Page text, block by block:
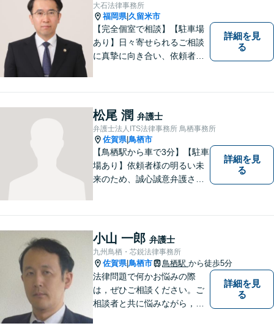
大石法律事務所
福岡県|久留米市
【完全個室で相談】【駐車場
あり】日々寄せられるご相談
に真摯に向き合い、依頼者の
す法人・個人の方々には、経
営課題の解決に向けた最適な
法的サポートを提供し、安定
した経営基盤の構築をお手伝
いいたします。
詳細を見
る
松尾 潤 弁護士
弁護士法人ITS法律事務所 鳥栖事務所
佐賀県|鳥栖市
【鳥栖駅から車で3分】【駐車
場あり】依頼者様の明るい未
来のため、誠心誠意弁護させ
す。インターネット／刑事／
相続など、幅広い困りごとに
対応可能！【完全個室で対
応】
詳細を見
る
小山 一郎 弁護士
九州鳥栖・芯鋭法律事務所
佐賀県|鳥栖市 鳥栖駅 から徒歩5分
法律問題で何かお悩みの際
は，ぜひご相談ください。ご
相談者と共に悩みながら，い
詳細を見
る